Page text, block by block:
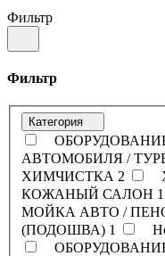
Фильтр
Фильтр
Категория
АВТОМОБИЛЯ /
ХИМЧИСТКА 2
КОЖАНЫЙ САЛОН 1
МОЙКА АВТО /
(ПОДОШВА) 1